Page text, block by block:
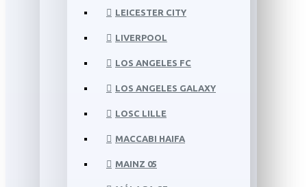
LEICESTER CITY
LIVERPOOL
LOS ANGELES FC
LOS ANGELES GALAXY
LOSC LILLE
MACCABI HAIFA
MAINZ 05